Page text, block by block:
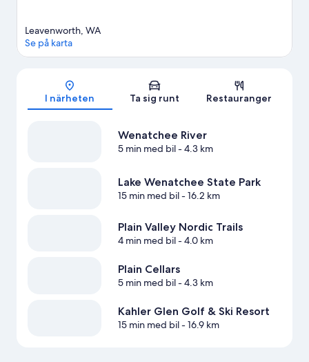
Karta
Leavenworth, WA
Se på karta
I närheten Ta sig runt Restauranger
Wenatchee River
5 min med bil- 4.3 km
Lake Wenatchee State Park
15 min med bil- 16.2 km
Plain Valley Nordic Trails
4 min med bil- 4.0 km
Plain Cellars
5 min med bil- 4.3 km
Kahler Glen Golf & Ski Resort
15 min med bil- 16.9 km